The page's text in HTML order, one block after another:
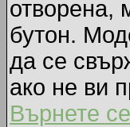
отворена,
бутон.
да се
ако не ви
Върнете